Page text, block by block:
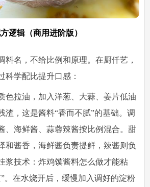
逻辑（商用进阶版）
料名，不给比例和原理。在厨仟艺，
科学配比提升口感：
色拉油，加入洋葱、大蒜、姜片低油
渣，这是酱料“香而不腻”的基础。调
、海鲜酱、蒜蓉辣酱按比例混合。甜
和酱香，海鲜酱负责提鲜，辣酱则负
浆技术：炸鸡馍酱料怎么做才能粘
。在水烧开后，缓慢加入调好的淀粉